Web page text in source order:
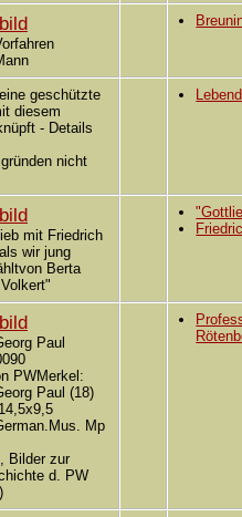
geschützte
diesem
- Details
nicht
Lebend
mit Friedrich
wir jung
Berta
Paul
PWMerkel:
Paul (18)
Mp
Bilder zur
d. PW